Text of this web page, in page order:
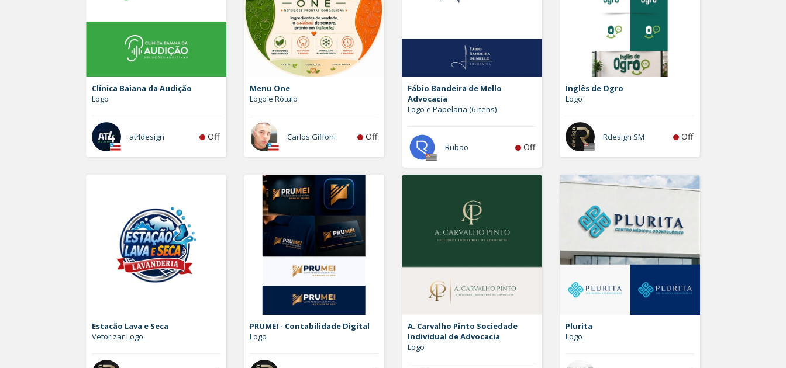
Clínica Baiana da Audição
Logo
at4design Off
Menu One
Logo e Rótulo
Carlos Giffoni Off
Fábio Bandeira de Mello
Advocacia
Logo e Papelaria (6 itens)
Rubao Off
Inglês de Ogro
Logo
Rdesign SM Off
Estacão Lava e Seca
Vetorizar Logo
PRUMEI - Contabilidade Digital
Logo
A. Carvalho Pinto Sociedade
Individual de Advocacia
Logo
Plurita
Logo